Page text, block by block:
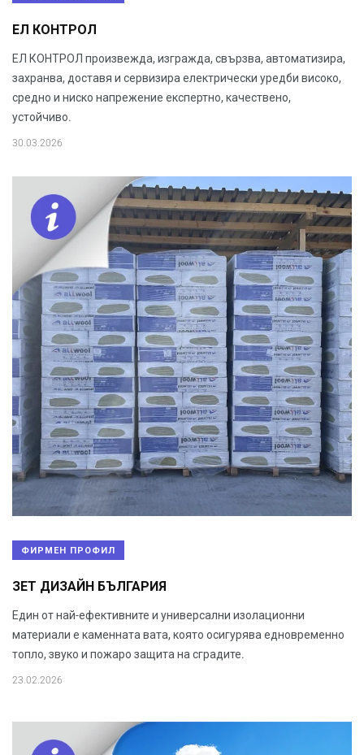
ЕЛ КОНТРОЛ
ЕЛ КОНТРОЛ произвежда, изгражда, свързва, автоматизира,
захранва, доставя и сервизира електрически уредби високо,
средно и ниско напрежение експертно, качествено,
устойчиво.
30.03.2026
ФИРМЕН ПРОФИЛ
ЗЕТ ДИЗАЙН БЪЛГАРИЯ
Един от най-ефективните и универсални изолационни
материали е каменната вата, която осигурява едновременно
топло, звуко и пожаро защита на сградите.
23.02.2026